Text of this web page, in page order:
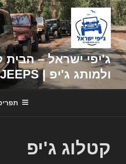
דילוג
לתוכן
ג'יפי ישראל – הבית
ולמותג ג'יפ | ISRAEL JEEPS
קטלוג ג'יפ